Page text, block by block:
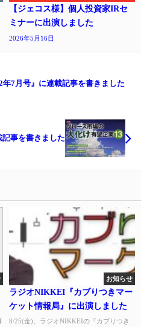
【ジェコス様】個人投資家IRセ
ミナーに出演しました
2026年5月16日
年7月号』に連載記事を書きました
記事を書きました
お知らせ
ラジオNIKKEI『カブりつきマー
ケット情報局』に出演しました
8/25(金)、ラジオNIKKEIの『カブりつき